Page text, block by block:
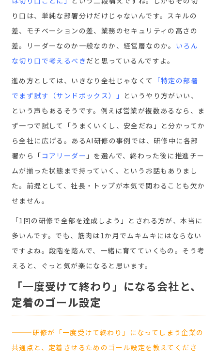
り口は、単純な部署分けだけじゃないんです。スキルの
差、モチベーションの差、業務のセキュリティの高さの
差。リーダーなのか一般なのか、経営層なのか。 いろん
な切り口で考えるべき だと思っているんですよ。
進め方としては、いきなり全社じゃなくて
「特定の部署
でまず試す（サンドボックス）」 というやり方がいい、
という声もあるそうです。例えば営業が複数あるなら、ま
ず一つで試して「うまくいくし、安全だね」と分かってか
ら全社に広げる。あるAI研修の事例では、研修中に各部
署から 「コアリーダー 」 を選んで、終わった後に推進チー
ムが揃った状態まで持っていく、というお話もありまし
た。前提として、社長・トップが本気で関わることも欠か
せません。
「1回の研修で全部を達成しよう」とされる方が、本当に
多いんです。でも、筋肉は1か月でムキムキにはならない
ですよね。段階を踏んで、一緒に育てていくもの。そう考
えると、ぐっと気が楽になると思います。
「一度受けて終わり」になる会社と、
定着のゴール設定
———研修が「一度受けて終わり」になってしまう企業の
共通点と、定着させるためのゴール設定を教えてくださ